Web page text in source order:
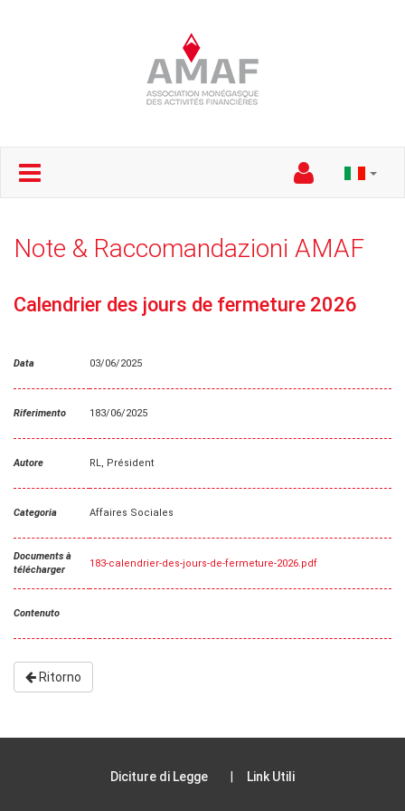
Note & Raccomandazioni AMAF
Calendrier des jours de fermeture 2026
Data 03/06/2025
Riferimento 183/06/2025
Autore RL, Président
Categoria Affaires Sociales
Documents à
télécharger
183-calendrier-des-jours-de-fermeture-2026.pdf
Contenuto
Ritorno
Diciture di Legge Link Utili